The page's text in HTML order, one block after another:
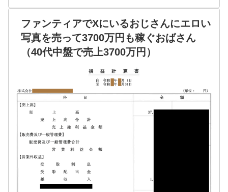
ファンティアでXにいるおじさんにエロい
写真を売って3700万円も稼ぐおばさん
（40代中盤で売上3700万円）